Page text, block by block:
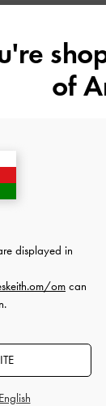
34
35
41
تفاصيل المنتج
of
displayed in
om can